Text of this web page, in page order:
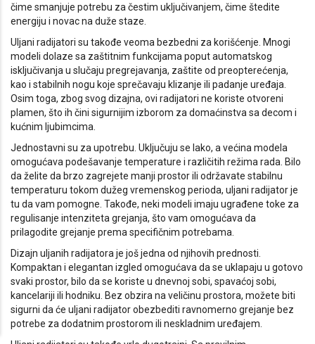
čime smanjuje potrebu za čestim uključivanjem, čime štedite
energiju i novac na duže staze.
Uljani radijatori su takođe veoma bezbedni za korišćenje. Mnogi
modeli dolaze sa zaštitnim funkcijama poput automatskog
isključivanja u slučaju pregrejavanja, zaštite od preopterećenja,
kao i stabilnih nogu koje sprečavaju klizanje ili padanje uređaja.
Osim toga, zbog svog dizajna, ovi radijatori ne koriste otvoreni
plamen, što ih čini sigurnijim izborom za domaćinstva sa decom i
kućnim ljubimcima.
Jednostavni su za upotrebu. Uključuju se lako, a većina modela
omogućava podešavanje temperature i različitih režima rada. Bilo
da želite da brzo zagrejete manji prostor ili održavate stabilnu
temperaturu tokom dužeg vremenskog perioda, uljani radijator je
tu da vam pomogne. Takođe, neki modeli imaju ugrađene toke za
regulisanje intenziteta grejanja, što vam omogućava da
prilagodite grejanje prema specifičnim potrebama.
Dizajn uljanih radijatora je još jedna od njihovih prednosti.
Kompaktan i elegantan izgled omogućava da se uklapaju u gotovo
svaki prostor, bilo da se koriste u dnevnoj sobi, spavaćoj sobi,
kancelariji ili hodniku. Bez obzira na veličinu prostora, možete biti
sigurni da će uljani radijator obezbediti ravnomerno grejanje bez
potrebe za dodatnim prostorom ili neskladnim uređajem.